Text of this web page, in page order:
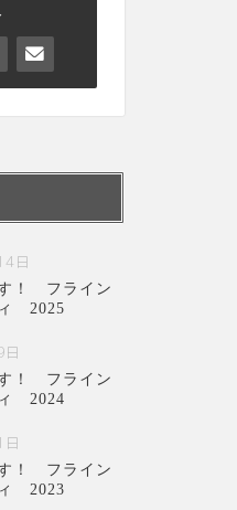
日
！ フライン
2025
！ フライン
2024
！ フライン
2023